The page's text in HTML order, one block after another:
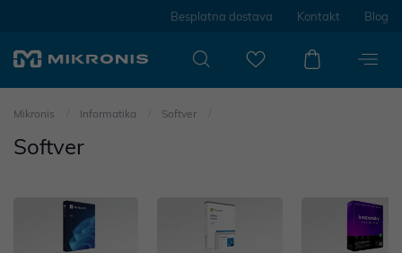
Besplatna dostava Kontakt Blog
Mikronis Informatika Softver
Softver